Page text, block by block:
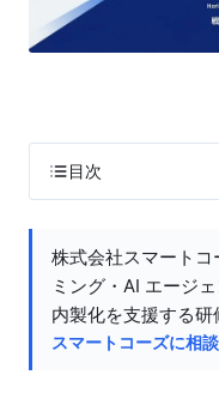
目次
株式会社スマート
ミング・AI エージ
内製化を支援する研
スマートコーズに相